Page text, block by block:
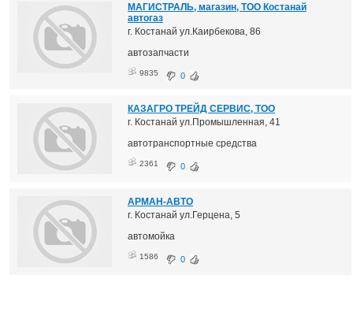
МАГИСТРАЛЬ, магазин, ТОО Костанай
автогаз
г. Костанай ул.Каирбекова, 86
автозапчасти
9835 0
КАЗАГРО ТРЕЙД СЕРВИС, ТОО
г. Костанай ул.Промышленная, 41
автотранспортные средства
2361 0
АРМАН-АВТО
г. Костанай ул.Герцена, 5
автомойка
1586 0